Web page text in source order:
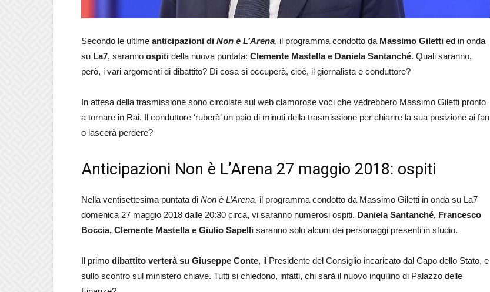
Secondo le ultime anticipazioni di Non è L’Arena, il programma condotto da Massimo Giletti ed in onda
su La7, saranno ospiti della nuova puntata: Clemente Mastella e Daniela Santanché. Quali saranno,
però, i vari argomenti di dibattito? Di cosa si occuperà, cioè, il giornalista e conduttore?
In attesa della trasmissione sono circolate sul web clamorose voci che vedrebbero Massimo Giletti pronto
a tornare in Rai. Il conduttore ‘ruberà’ un paio di minuti della trasmissione per chiarire la sua posizione ai fan
o lascerà perdere?
Anticipazioni Non è L’Arena 27 maggio 2018: ospiti
Nella ventisettesima puntata di Non è L’Arena, il programma condotto da Massimo Giletti in onda su La7
domenica 27 maggio 2018 dalle 20:30 circa, vi saranno numerosi ospiti. Daniela Santanché, Francesco
Boccia, Clemente Mastella e Giulio Sapelli saranno solo alcuni dei personaggi presenti in studio.
Il primo dibattito verterà su Giuseppe Conte, il Presidente del Consiglio incaricato dal Capo dello Stato, e
sullo scontro sul ministero chiave. Tutti si chiedono, infatti, chi sarà il nuovo inquilino di Palazzo delle